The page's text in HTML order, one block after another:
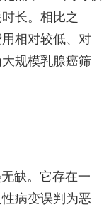
长。相比之
相对较低、对
规模乳腺癌筛
缺。它存在一
病变误判为恶